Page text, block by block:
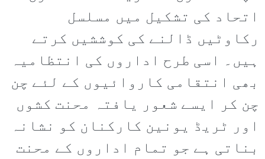
اتحاد کی تشکیل میں مسلسل
رکاوٹیں ڈالنے کی کوششیں کرتے
ہیں۔ اسی طرح اداروں کی انتظامیہ
بھی انتقامی کاروائیوں کے لئے چن
چن کر ایسے شعور یافتہ محنت کشوں
اور ٹریڈ یونین کارکنان کو نشانہ
بناتی ہے جو تمام اداروں کے محنت